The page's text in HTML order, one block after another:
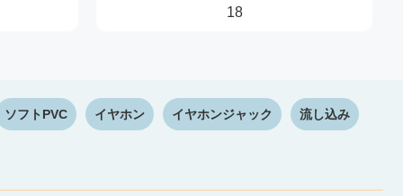
18
ソフトPVC イヤホン イヤホンジャック 流し込み